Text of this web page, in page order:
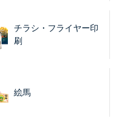
チラシ・フライヤー印
刷
絵馬